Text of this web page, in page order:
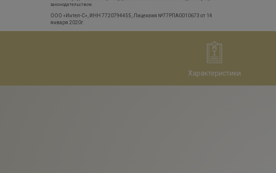
законодательством.
ООО «Интел-С», ИНН 7720794455, Лицензия №77РПА0010673 от 14
января 2020г.
Характеристики